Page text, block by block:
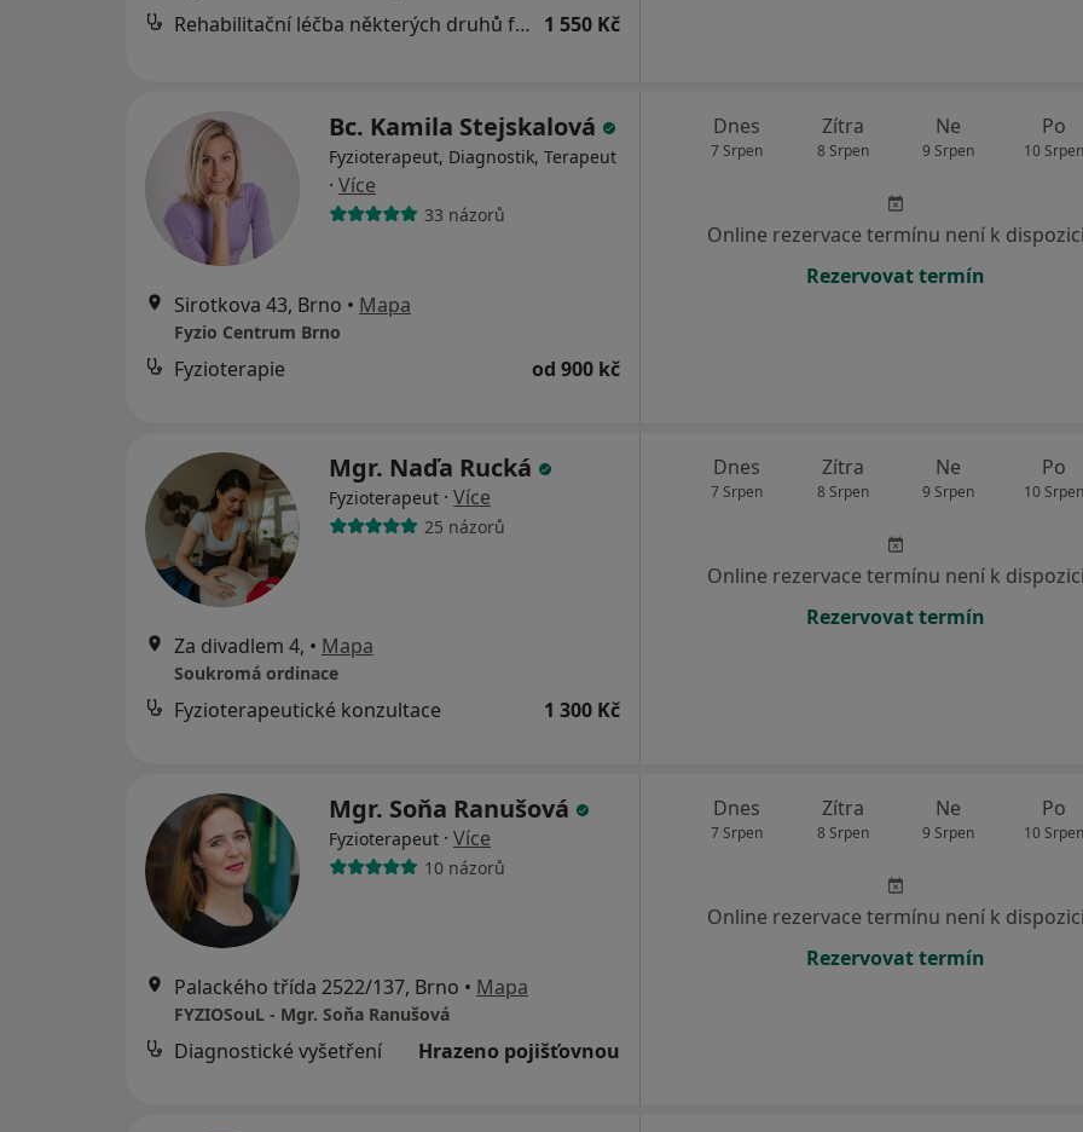
Rehabilitační léčba některých druhů funkční sterility metodou L. Mojžíšové 1 550 Kč
Bc. Kamila Stejskalová
Fyzioterapeut, Diagnostik, Terapeut
· Více
33 názorů
Sirotkova 43, Brno • Mapa
Fyzio Centrum Brno
Fyzioterapie od 900 kč
Dnes
7 Srpen
Zítra
8 Srpen
Ne
9 Srpen
Po
10 Srpen
Online rezervace termínu není k dispozici
Rezervovat termín
Mgr. Naďa Rucká
Fyzioterapeut · Více
25 názorů
Za divadlem 4, • Mapa
Soukromá ordinace
Fyzioterapeutické konzultace 1 300 Kč
Dnes
7 Srpen
Zítra
8 Srpen
Ne
9 Srpen
Po
10 Srpen
Online rezervace termínu není k dispozici
Rezervovat termín
Mgr. Soňa Ranušová
Fyzioterapeut · Více
10 názorů
Palackého třída 2522/137, Brno • Mapa
FYZIOSouL - Mgr. Soňa Ranušová
Diagnostické vyšetření Hrazeno pojišťovnou
Dnes
7 Srpen
Zítra
8 Srpen
Ne
9 Srpen
Po
10 Srpen
Online rezervace termínu není k dispozici
Rezervovat termín